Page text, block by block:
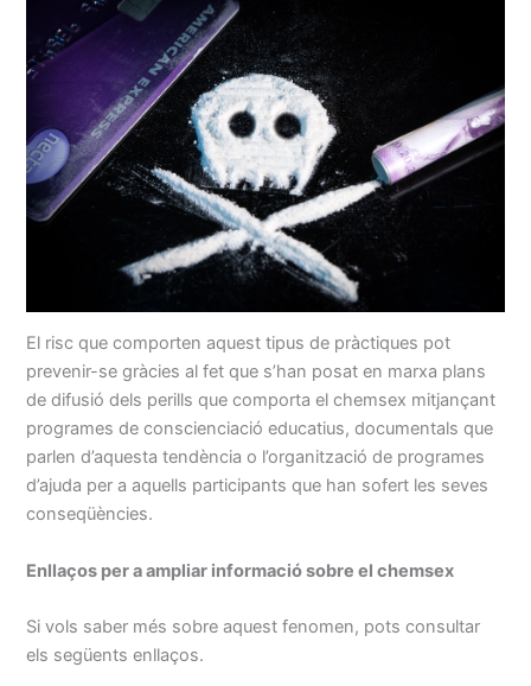
El risc que comporten aquest tipus de pràctiques pot
prevenir-se gràcies al fet que s’han posat en marxa plans
de difusió dels perills que comporta el chemsex mitjançant
programes de conscienciació educatius, documentals que
parlen d’aquesta tendència o l’organització de programes
d’ajuda per a aquells participants que han sofert les seves
conseqüències.
Enllaços per a ampliar informació sobre el chemsex
Si vols saber més sobre aquest fenomen, pots consultar
els següents enllaços.